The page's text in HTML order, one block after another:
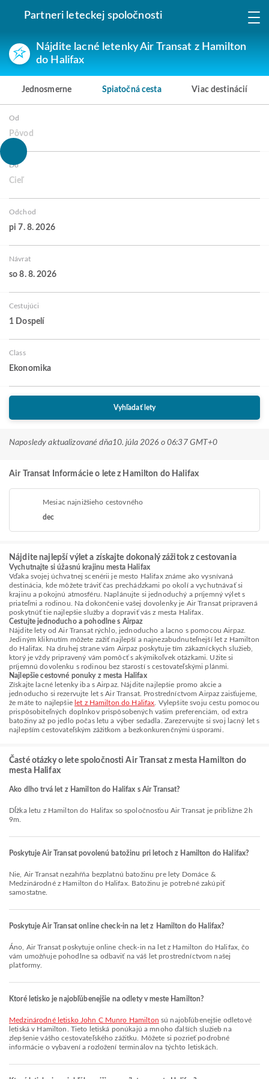
Partneri leteckej spoločnosti
Nájdite lacné letenky Air Transat z Hamilton
do Halifax
Jednosmerne Spiatočná cesta Viac destinácií
Od
Pôvod
Do
Cieľ
Odchod
pi 7. 8. 2026
Návrat
so 8. 8. 2026
Cestujúci
1 Dospelí
Class
Ekonomika
Vyhľadať lety
Naposledy aktualizované dňa10. júla 2026 o 06:37 GMT+0
Air Transat Informácie o lete z Hamilton do Halifax
Mesiac najnižšieho cestovného
dec
Nájdite najlepší výlet a získajte dokonalý zážitok z cestovania
Vychutnajte si úžasnú krajinu mesta Halifax
Vďaka svojej úchvatnej scenérii je mesto Halifax známe ako vysnívaná
destinácia, kde môžete tráviť čas prechádzkami po okolí a vychutnávať si
krajinu a pokojnú atmosféru. Naplánujte si jednoduchý a príjemný výlet s
priateľmi a rodinou. Na dokončenie vašej dovolenky je Air Transat pripravená
poskytnúť tie najlepšie služby a dopraviť vás z mesta Halifax.
Cestujte jednoducho a pohodlne s Airpaz
Nájdite lety od Air Transat rýchlo, jednoducho a lacno s pomocou Airpaz.
Jediným kliknutím môžete zažiť najlepší a najnezabudnuteľnejší let z Hamilton
do Halifax. Na druhej strane vám Airpaz poskytuje tím zákazníckych služieb,
ktorý je vždy pripravený vám pomôcť s akýmikoľvek otázkami. Užite si
príjemnú dovolenku s rodinou bez starostí s cestovateľskými plánmi.
Najlepšie cestovné ponuky z mesta Halifax
Získajte lacné letenky iba s Airpaz. Nájdite najlepšie promo akcie a
jednoducho si rezervujte let s Air Transat. Prostredníctvom Airpaz zaisťujeme,
že máte to najlepšie let z Hamilton do Halifax . Vylepšite svoju cestu pomocou
prispôsobiteľných doplnkov prispôsobených vašim preferenciám, od extra
batožiny až po jedlo počas letu a výber sedadla. Zarezervujte si svoj lacný let s
najlepším cestovateľským zážitkom a bezkonkurenčnými úsporami.
Časté otázky o lete spoločnosti Air Transat z mesta Hamilton do
mesta Halifax
Ako dlho trvá let z Hamilton do Halifax s Air Transat?
Dĺžka letu z Hamilton do Halifax so spoločnosťou Air Transat je približne 2h
9m.
Poskytuje Air Transat povolenú batožinu pri letoch z Hamilton do Halifax?
Nie, Air Transat nezahŕňa bezplatnú batožinu pre lety Domáce &
Medzinárodné z Hamilton do Halifax. Batožinu je potrebné zakúpiť
samostatne.
Poskytuje Air Transat online check-in na let z Hamilton do Halifax?
Áno, Air Transat poskytuje online check-in na let z Hamilton do Halifax, čo
vám umožňuje pohodlne sa odbaviť na váš let prostredníctvom našej
platformy.
Ktoré letisko je najobľúbenejšie na odlety v meste Hamilton?
Medzinárodné letisko John C Munro Hamilton sú najobľúbenejšie odletové
letiská v Hamilton. Tieto letiská ponúkajú a mnoho ďalších služieb na
zlepšenie vášho cestovateľského zážitku. Môžete si pozrieť podrobné
informácie o vybavení a rozložení terminálov na týchto letiskách.